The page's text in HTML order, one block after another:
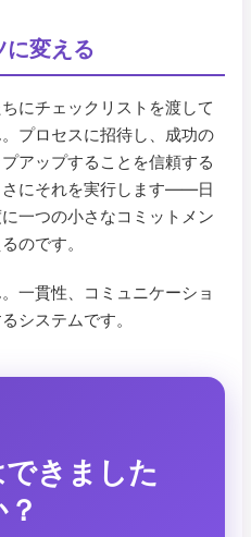
変える
にチェックリストを渡して
プロセスに招待し、成功の
アップすることを信頼する
さにそれを実行します――日
一つの小さなコミットメン
のです。
一貫性、コミュニケーショ
システムです。
きました